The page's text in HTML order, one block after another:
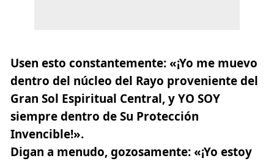
Usen esto constantemente: «¡Yo me muevo
dentro del núcleo del Rayo proveniente del
Gran Sol Espiritual Central, y YO SOY
siempre dentro de Su Protección
Invencible!».
Digan a menudo, gozosamente: «¡Yo estoy